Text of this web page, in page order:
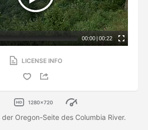
00:00 | 00:22
LICENSE INFO
1280x720
Oregon-Seite des Columbia River.